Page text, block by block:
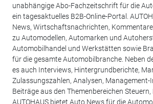
unabhängige Abo-Fachzeitschrift für die
ein tagesaktuelles B2B-Online-Portal.
News, Wirtschaftsnachrichten,
zu Automodellen, Automarken und
Automobilhandel und Werkstätten sowie
für die gesamte Automobilbranche. Neben
es auch Interviews, Hintergrundberichte,
Zulassungszahlen, Analysen,
Beiträge aus den Themenbereichen Steuern,
AUTOHAUS bietet Auto News für die